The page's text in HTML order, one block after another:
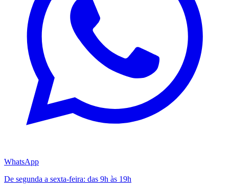
WhatsApp
De segunda a sexta-feira: das 9h às 19h